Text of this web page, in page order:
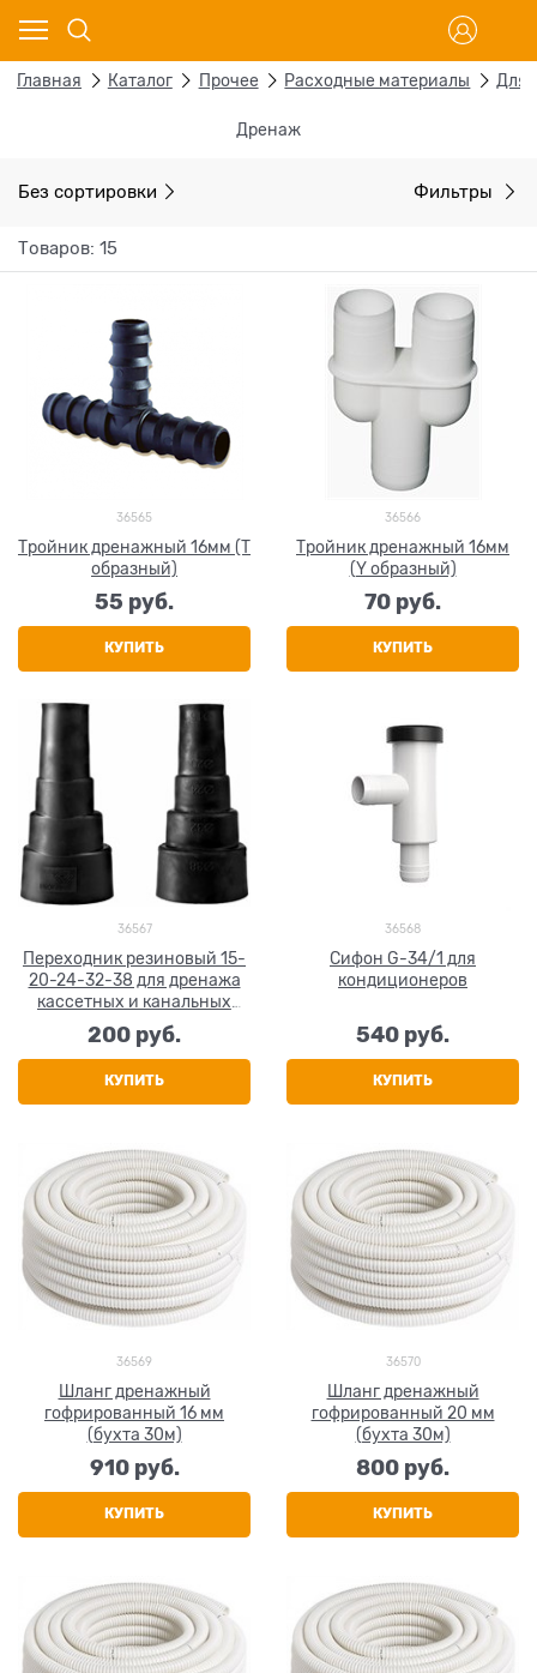
Главная Каталог Прочее Расходные материалы Для
Дренаж
Без сортировки Фильтры
Товаров: 15
36565
Тройник дренажный 16мм (T
образный)
55 руб.
КУПИТЬ
36566
Тройник дренажный 16мм
(Y образный)
70 руб.
КУПИТЬ
36567
Переходник резиновый 15-
20-24-32-38 для дренажа
кассетных и канальных
кондиционеров
200 руб.
КУПИТЬ
36568
Сифон G-34/1 для
кондиционеров
540 руб.
КУПИТЬ
36569
Шланг дренажный
гофрированный 16 мм
(бухта 30м)
910 руб.
КУПИТЬ
36570
Шланг дренажный
гофрированный 20 мм
(бухта 30м)
800 руб.
КУПИТЬ